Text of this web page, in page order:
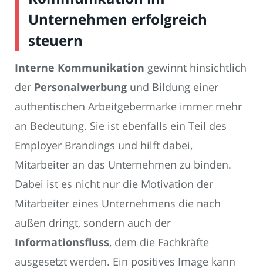
Unternehmen erfolgreich
steuern
Interne Kommunikation gewinnt hinsichtlich
der Personalwerbung und Bildung einer
authentischen Arbeitgebermarke immer mehr
an Bedeutung. Sie ist ebenfalls ein Teil des
Employer Brandings und hilft dabei,
Mitarbeiter an das Unternehmen zu binden.
Dabei ist es nicht nur die Motivation der
Mitarbeiter eines Unternehmens die nach
außen dringt, sondern auch der
Informationsfluss, dem die Fachkräfte
ausgesetzt werden. Ein positives Image kann